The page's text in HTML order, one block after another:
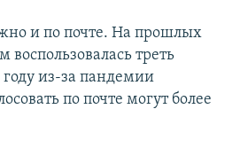
и по почте. На прошлых
треть
из-за пандемии
по почте могут более